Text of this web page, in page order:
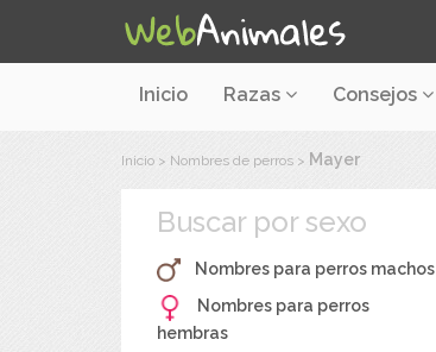
Inicio Razas Consejos
Inicio > Nombres de perros > Mayer
Buscar por sexo
Nombres para perros machos
Nombres para perros
hembras